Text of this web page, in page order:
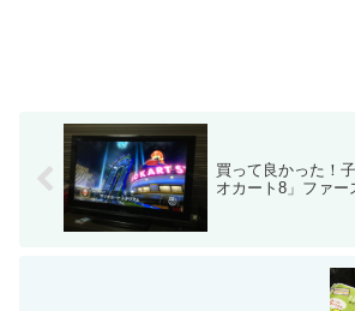
買って良かった！
オカート8」ファー